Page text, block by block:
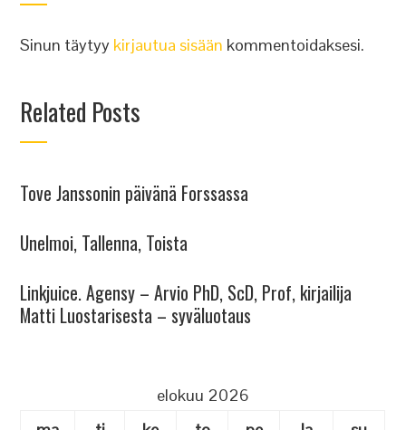
Sinun täytyy kirjautua sisään kommentoidaksesi.
Related Posts
Tove Janssonin päivänä Forssassa
Unelmoi, Tallenna, Toista
Linkjuice. Agensy – Arvio PhD, ScD, Prof, kirjailija
Matti Luostarisesta – syväluotaus
elokuu 2026